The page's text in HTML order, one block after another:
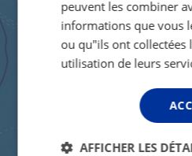
peuvent les combiner
informations que vous
ou qu"ils ont collectées
utilisation de leurs
AFFICHER LES